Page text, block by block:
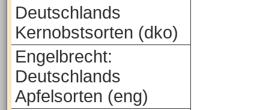
Deutschlands
Kernobstsorten (dko)
Engelbrecht:
Deutschlands
Apfelsorten (eng)